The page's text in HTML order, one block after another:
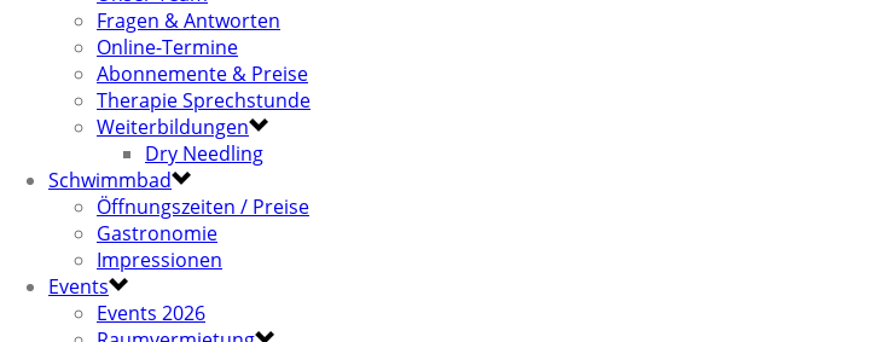
Fragen & Antworten
Online-Termine
Abonnemente & Preise
Therapie Sprechstunde
Weiterbildungen
Dry Needling
Schwimmbad
Öffnungszeiten / Preise
Gastronomie
Impressionen
Events
Events 2026